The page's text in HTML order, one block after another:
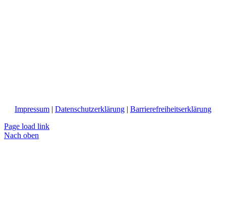
Impressum | Datenschutzerklärung | Barrierefreiheitserklärung
Page load link
Nach oben